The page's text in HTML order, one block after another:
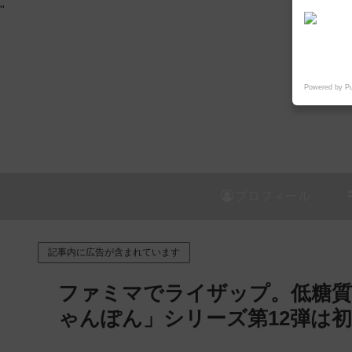
"
記事内に広告が含まれています
ファミマでライザップ。低糖
ゃんぽん」シリーズ第12弾は
Powered by